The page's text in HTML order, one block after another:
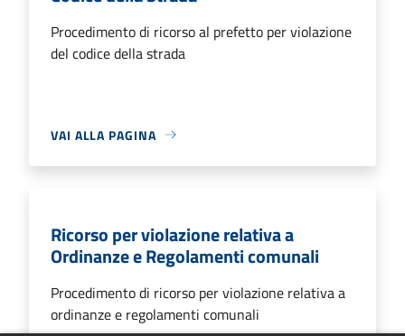
Procedimento di ricorso al prefetto per violazione
del codice della strada
VAI ALLA PAGINA
Ricorso per violazione relativa a
Ordinanze e Regolamenti comunali
Procedimento di ricorso per violazione relativa a
ordinanze e regolamenti comunali